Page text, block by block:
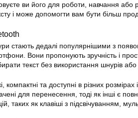
ви його для роботи, навчання або
і може допомогти вам бути більш
стають дедалі популярнішими з
Вони пропонують зручність і
текст без використання шнурів або
компактні та доступні в різних
для перенесення, тоді як інші є
таких як клавіші з підсвічуванням,